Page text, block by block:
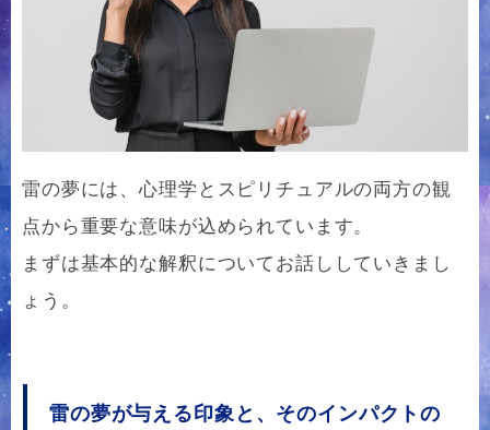
雷の夢には、心理学とスピリチュアルの両方の観
点から重要な意味が込められています。
まずは基本的な解釈についてお話ししていきまし
ょう。
雷の夢が与える印象と、そのインパクトの